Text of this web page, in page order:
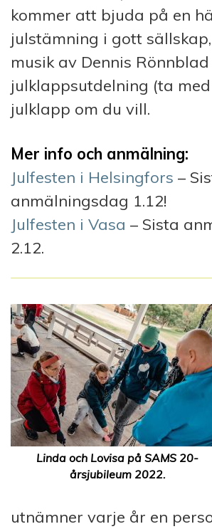
kommer att bjuda på en
julstämning i gott
musik av Dennis Rönnblad
julklappsutdelning (ta
julklapp om du vill.
Mer info och anmälning:
Julfesten i Helsingfors –
anmälningsdag 1.12!
Julfesten i Vasa – Sista
2.12.
Linda och Lovisa på SAMS 20-
årsjubileum 2022.
utnämner varje år en